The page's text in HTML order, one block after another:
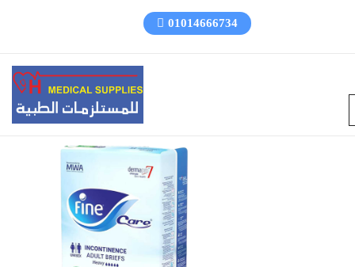
01014666734